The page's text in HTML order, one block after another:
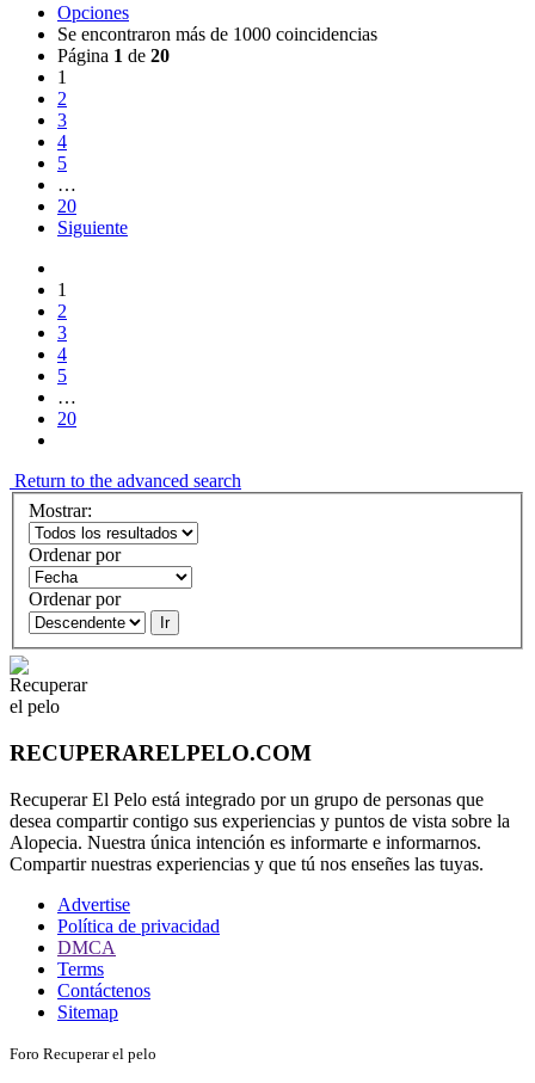
Opciones
Se encontraron más de 1000 coincidencias
Página 1 de 20
1
2
3
4
5
…
20
Siguiente
1
2
3
4
5
…
20
Return to the advanced search
Mostrar:
Ordenar por
Ordenar por
Ir
RECUPERARELPELO.COM
Recuperar El Pelo está integrado por un grupo de personas que
desea compartir contigo sus experiencias y puntos de vista sobre la
Alopecia. Nuestra única intención es informarte e informarnos.
Compartir nuestras experiencias y que tú nos enseñes las tuyas.
Advertise
Política de privacidad
DMCA
Terms
Contáctenos
Sitemap
Foro Recuperar el pelo